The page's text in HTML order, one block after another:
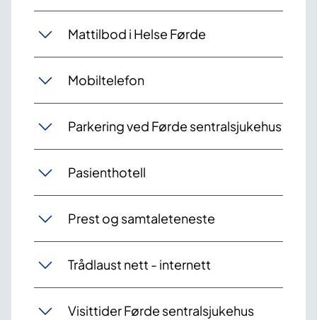
Mattilbod i Helse Førde
Mobiltelefon
Parkering ved Førde sentralsjukehus
Pasienthotell
Prest og samtaleteneste
Trådlaust nett - internett
Visittider Førde sentralsjukehus